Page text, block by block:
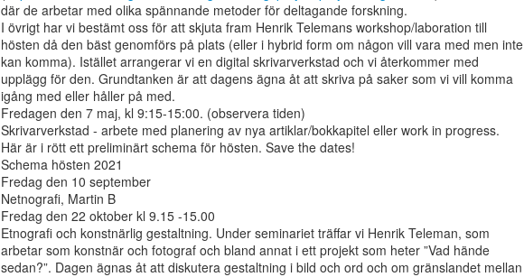
där de arbetar med olika spännande metoder för deltagande forskning.
I övrigt har vi bestämt oss för att skjuta fram Henrik Telemans workshop/laboration till
hösten då den bäst genomförs på plats (eller i hybrid form om någon vill vara med men inte
kan komma). Istället arrangerar vi en digital skrivarverkstad och vi återkommer med
upplägg för den. Grundtanken är att dagens ägna åt att skriva på saker som vi vill komma
igång med eller håller på med.
Fredagen den 7 maj, kl 9:15-15:00. (observera tiden)
Skrivarverkstad - arbete med planering av nya artiklar/bokkapitel eller work in progress.
Här är i rött ett preliminärt schema för hösten. Save the dates!
Schema hösten 2021
Fredag den 10 september
Netnografi, Martin B
Fredag den 22 oktober kl 9.15 -15.00
Etnografi och konstnärlig gestaltning. Under seminariet träffar vi Henrik Teleman, som
arbetar som konstnär och fotograf och bland annat i ett projekt som heter ”Vad hände
sedan?”. Dagen ägnas åt att diskutera gestaltning i bild och ord och om gränslandet mellan